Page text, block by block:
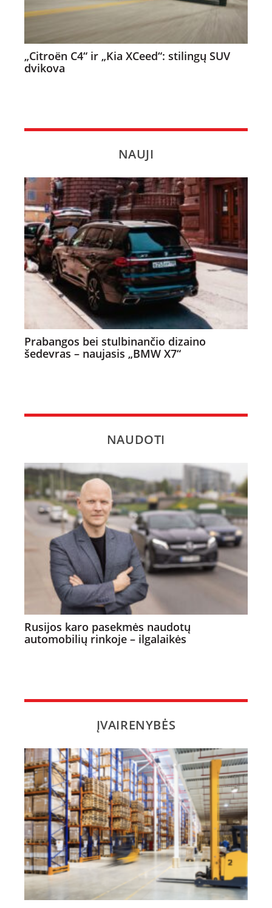
„Citroën C4“ ir „Kia XCeed“: stilingų SUV
dvikova
NAUJI
Prabangos bei stulbinančio dizaino
šedevras – naujasis „BMW X7“
NAUDOTI
Rusijos karo pasekmės naudotų
automobilių rinkoje – ilgalaikės
ĮVAIRENYBĖS